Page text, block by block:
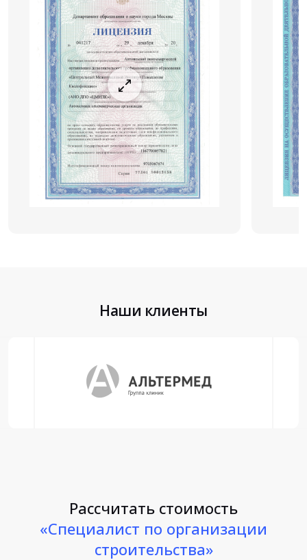
Наши клиенты
Рассчитать стоимость
«Специалист по организации
строительства»